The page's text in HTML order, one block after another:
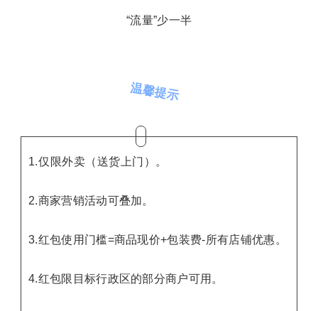
“流量”少一半
温馨提示
1.仅限外卖（送货上门）。
2.商家营销活动可叠加。
3.红包使用门槛=商品现价+包装费-所有店铺优惠。
4.红包限目标行政区的部分商户可用。